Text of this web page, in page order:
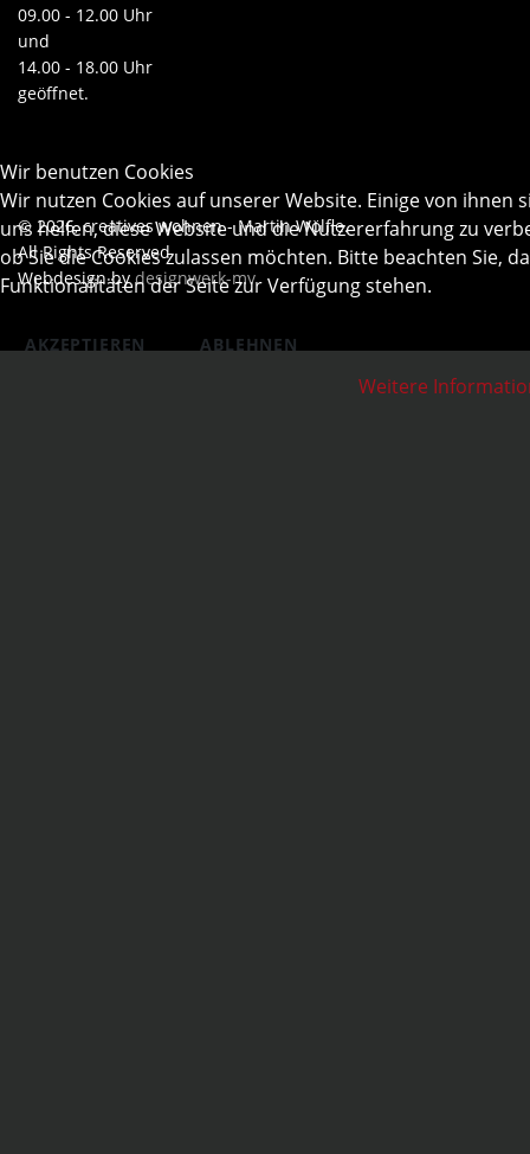
09.00 - 12.00 Uhr
und
14.00 - 18.00 Uhr
geöffnet.
© 2026, creatives wohnen - Martin Wölfle.
All Rights Reserved
Webdesign bydesignwerk-mv
Wir benutzen Cookies
Wir nutzen Cookies auf unserer Website. Einige von
uns helfen, diese Website und die Nutzererfahrung zu
ob Sie die Cookies zulassen möchten. Bitte beachten Sie,
Funktionalitäten der Seite zur Verfügung stehen.
AKZEPTIEREN ABLEHNEN
Weitere